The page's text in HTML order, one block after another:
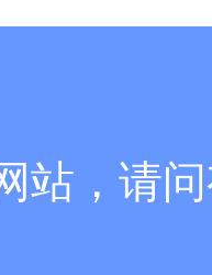
站，请